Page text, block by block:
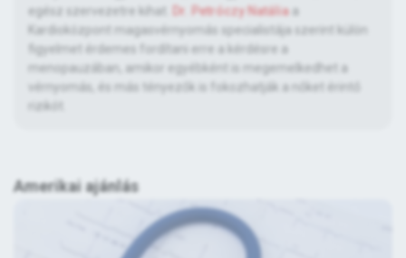
egész szervezetre kihat.
Dr. Petróczy Natália a
Kardioközpont magasvérnyomás specialistája szerint külön
figyelmet érdemes fordítani erre a kérdésre a
menopauzában, amikor egyébként is megemelkedhet a
vérnyomás, és más tényezők is fokozhatják a nőket érintő
rizikót.
Amerikai ajánlás